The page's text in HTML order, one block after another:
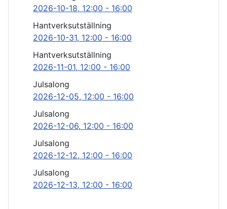
2026-10-18, 12:00 - 16:00
Hantverksutställning
2026-10-31, 12:00 - 16:00
Hantverksutställning
2026-11-01, 12:00 - 16:00
Julsalong
2026-12-05, 12:00 - 16:00
Julsalong
2026-12-06, 12:00 - 16:00
Julsalong
2026-12-12, 12:00 - 16:00
Julsalong
2026-12-13, 12:00 - 16:00